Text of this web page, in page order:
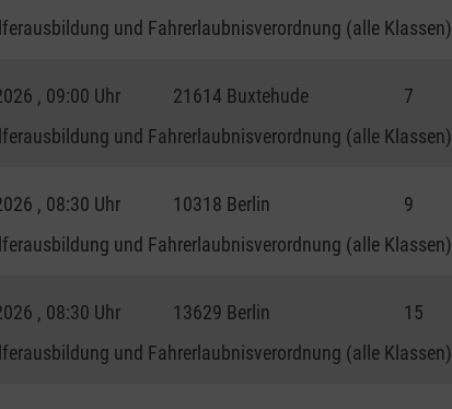
und Fahrerlaubnisverordnung (alle Klassen)
, 09:00 Uhr 21614 Buxtehude 7
und Fahrerlaubnisverordnung (alle Klassen)
, 08:30 Uhr 10318 Berlin 9
und Fahrerlaubnisverordnung (alle Klassen)
, 08:30 Uhr 13629 Berlin 15
und Fahrerlaubnisverordnung (alle Klassen)